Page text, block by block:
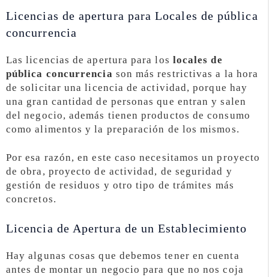
Licencias de apertura para Locales de pública
concurrencia
Las licencias de apertura para los locales de
pública concurrencia son más restrictivas a la hora
de solicitar una licencia de actividad, porque hay
una gran cantidad de personas que entran y salen
del negocio, además tienen productos de consumo
como alimentos y la preparación de los mismos.
Por esa razón, en este caso necesitamos un proyecto
de obra, proyecto de actividad, de seguridad y
gestión de residuos y otro tipo de trámites más
concretos.
Licencia de Apertura de un Establecimiento
Hay algunas cosas que debemos tener en cuenta
antes de montar un negocio para que no nos coja